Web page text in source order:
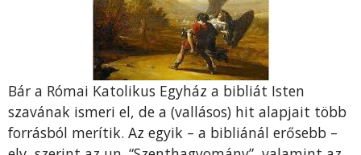
Bár a Római Katolikus Egyház a bibliát Isten
szavának ismeri el, de a (vallásos) hit alapjait több
forrásból merítik. Az egyik – a bibliánál erősebb –